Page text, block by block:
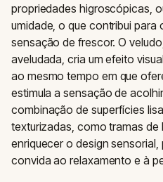
propriedades higroscópicas,
umidade, o que contribui
sensação de frescor. O
aveludada, cria um efeito
ao mesmo tempo em que
estimula a sensação de
combinação de superfícies
texturizadas, como tramas de
enriquecer o design
convida ao relaxamento e à